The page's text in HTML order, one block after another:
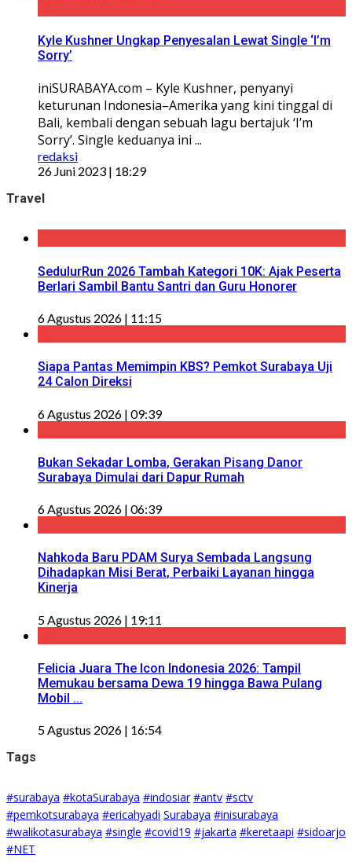
Kyle Kushner Ungkap Penyesalan Lewat Single ‘I’m
Sorry’
iniSURABAYA.com – Kyle Kushner, penyanyi
keturunan Indonesia–Amerika yang kini tinggal di
Bali, kembali dengan sebuah lagu bertajuk ‘I’m
Sorry’. Single keduanya ini ...
redaksi
26 Juni 2023 | 18:29
Travel
SedulurRun 2026 Tambah Kategori 10K: Ajak Peserta
Berlari Sambil Bantu Santri dan Guru Honorer
6 Agustus 2026 | 11:15
Siapa Pantas Memimpin KBS? Pemkot Surabaya Uji
24 Calon Direksi
6 Agustus 2026 | 09:39
Bukan Sekadar Lomba, Gerakan Pisang Danor
Surabaya Dimulai dari Dapur Rumah
6 Agustus 2026 | 06:39
Nahkoda Baru PDAM Surya Sembada Langsung
Dihadapkan Misi Berat, Perbaiki Layanan hingga
Kinerja
5 Agustus 2026 | 19:11
Felicia Juara The Icon Indonesia 2026: Tampil
Memukau bersama Dewa 19 hingga Bawa Pulang
Mobil ...
5 Agustus 2026 | 16:54
Tags
#surabaya #kotaSurabaya #indosiar #antv #sctv
#pemkotsurabaya #ericahyadi Surabaya #inisurabaya
#walikotasurabaya #single #covid19 #jakarta #keretaapi #sidoarjo
#NET